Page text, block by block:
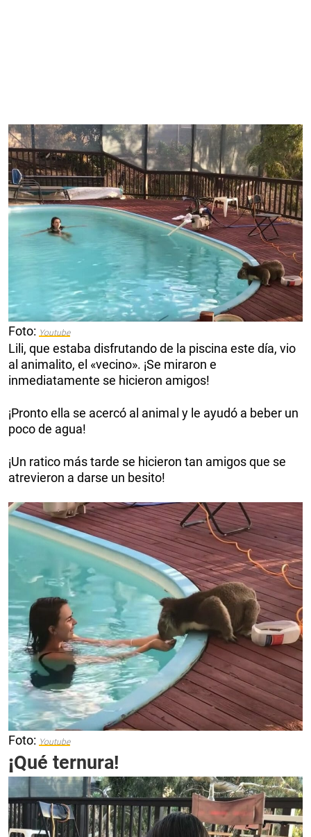
Foto: Youtube
Lili, que estaba disfrutando de la piscina este día, vio
al animalito, el «vecino». ¡Se miraron e
inmediatamente se hicieron amigos!
¡Pronto ella se acercó al animal y le ayudó a beber un
poco de agua!
¡Un ratico más tarde se hicieron tan amigos que se
atrevieron a darse un besito!
Foto: Youtube
¡Qué ternura!